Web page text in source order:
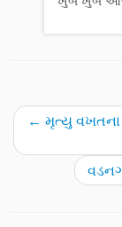
← મૃત્યુ